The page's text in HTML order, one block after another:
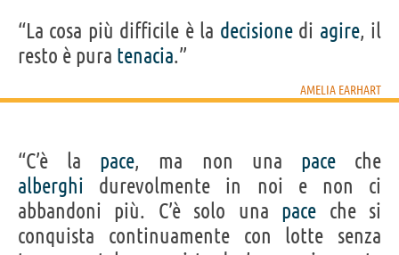
“La cosa più difficile è la decisionedi agire, il
resto è pura tenacia.”
AMELIA EARHART
“C’è la pace, ma non una paceche
alberghi durevolmente in noi e non ci
abbandoni più. C’è solo una pace che si
conquista continuamente con lotte senza